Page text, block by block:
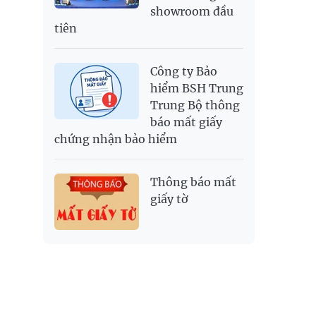
showroom đầu
tiên
Công ty Bảo
hiểm BSH Trung
Trung Bộ thông
báo mất giấy
chứng nhận bảo hiểm
Thông báo mất
giấy tờ